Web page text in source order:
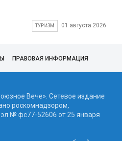
ТУРИЗМ 01 августа 2026
ПРАВОВАЯ ИНФОРМАЦИЯ
Вече». Сетевое издание
роскомнадзором,
эл № фc77-52606 от 25 января